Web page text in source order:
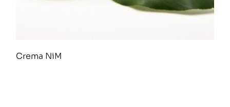
Crema NiM